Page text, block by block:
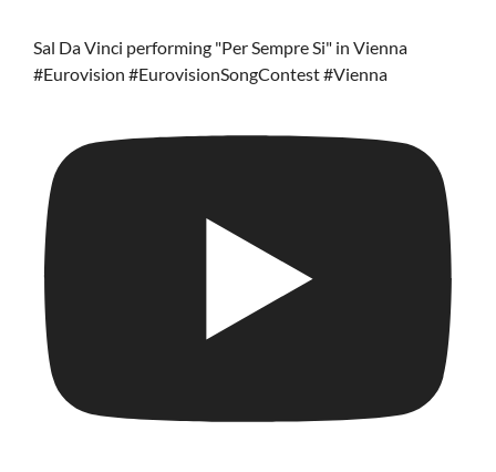
Sal Da Vinci performing "Per Sempre Si" in Vienna
#Eurovision #EurovisionSongContest #Vienna